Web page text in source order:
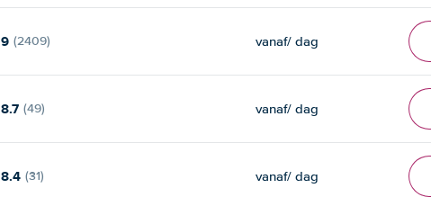
9 (2409) vanaf/ dag
8.7 (49) vanaf/ dag
8.4 (31) vanaf/ dag